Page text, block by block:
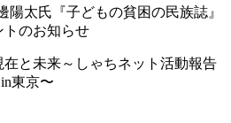
陽太氏『子どもの貧困の民族誌』
トのお知らせ